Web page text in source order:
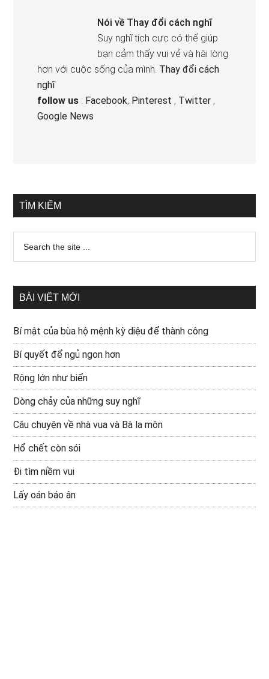
Nói về Thay đổi cách nghĩ
Suy nghĩ tích cực có thể giúp
bạn cảm thấy vui vẻ và hài lòng
hơn với cuộc sống của mình. Thay đổi cách
nghĩ
follow us : Facebook, Pinterest , Twitter ,
Google News
TÌM KIẾM
BÀI VIẾT MỚI
Bí mật của bùa hộ mệnh kỳ diệu để thành công
Bí quyết để ngủ ngon hơn
Rộng lớn như biển
Dòng chảy của những suy nghĩ
Câu chuyện về nhà vua và Bà la môn
Hổ chết còn sói
Đi tìm niềm vui
Lấy oán báo ân